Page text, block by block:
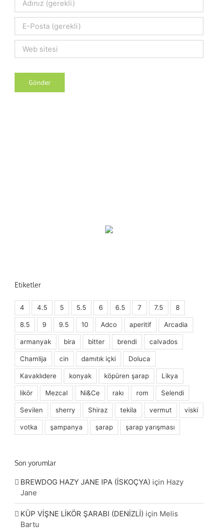
Etiketler
4 4.5 5 5.5 6 6.5 7 7.5 8
8.5 9 9.5 10 Adco aperitif Arcadia
armanyak bira bitter brendi calvados
Chamlija cin damıtık içki Doluca
Kavaklıdere konyak köpüren şarap Likya
likör Mezcal Ni&Ce rakı rom Selendi
Sevilen sherry Shiraz tekila vermut viski
votka şampanya şarap şarap yarışması
Son yorumlar
BREWDOG HAZY JANE IPA (İSKOÇYA) için Hazy
Jane
KÜP VİŞNE LİKÖR ŞARABI (DENİZLİ) için Melis
Bartu